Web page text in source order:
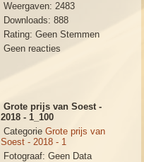
Weergaven: 2483
Downloads: 888
Rating: Geen Stemmen
Geen reacties
Grote prijs van Soest -
2018 - 1_100
Categorie Grote prijs van
Soest - 2018 - 1
Fotograaf: Geen Data